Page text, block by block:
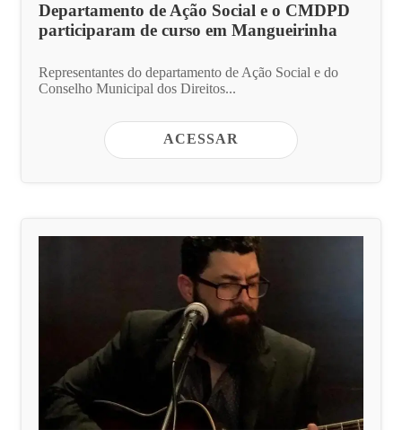
Departamento de Ação Social e o CMDPD
participaram de curso em Mangueirinha
Representantes do departamento de Ação Social e do
Conselho Municipal dos Direitos...
ACESSAR